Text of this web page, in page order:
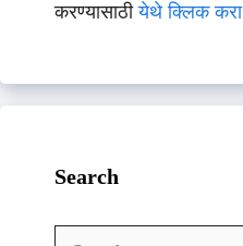
करण्यासाठीयेथे क्लिक करा
Search